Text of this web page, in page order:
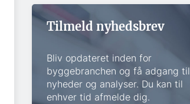
Tilmeld nyhedsbrev
Bliv opdateret inden for
byggebranchen og få adgang til
nyheder og analyser. Du kan til
enhver tid afmelde dig.